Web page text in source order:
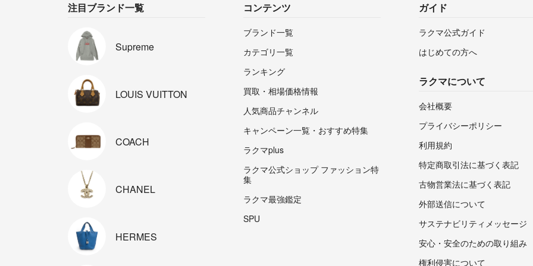
注目ブランド一覧
Supreme
LOUIS VUITTON
COACH
CHANEL
HERMES
コンテンツ
ブランド一覧
カテゴリ一覧
ランキング
買取・相場価格情報
人気商品チャンネル
キャンペーン一覧・おすすめ特集
ラクマplus
ラクマ公式ショップ ファッション特
集
ラクマ最強鑑定
SPU
ガイド
ラクマ公式ガイド
はじめての方へ
ラクマについて
会社概要
プライバシーポリシー
利用規約
特定商取引法に基づく表記
古物営業法に基づく表記
外部送信について
サステナビリティメッセージ
安心・安全のための取り組み
権利侵害について